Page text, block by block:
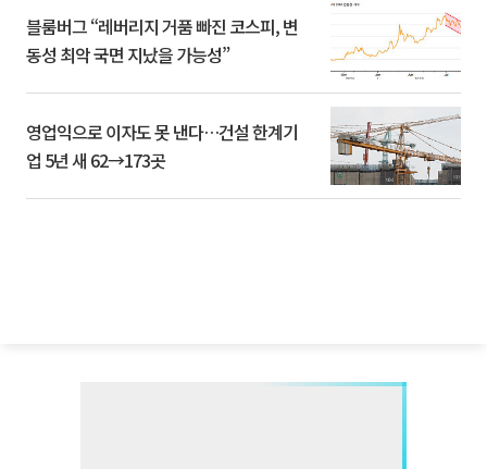
블룸버그 “레버리지 거품 빠진 코스피, 변
동성 최악 국면 지났을 가능성”
영업익으로 이자도 못 낸다…건설 한계기
업 5년 새 62→173곳